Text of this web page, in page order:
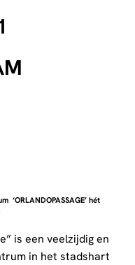
‘ORLANDOPASSAGE’ hét
is een veelzijdig en
in het stadshart